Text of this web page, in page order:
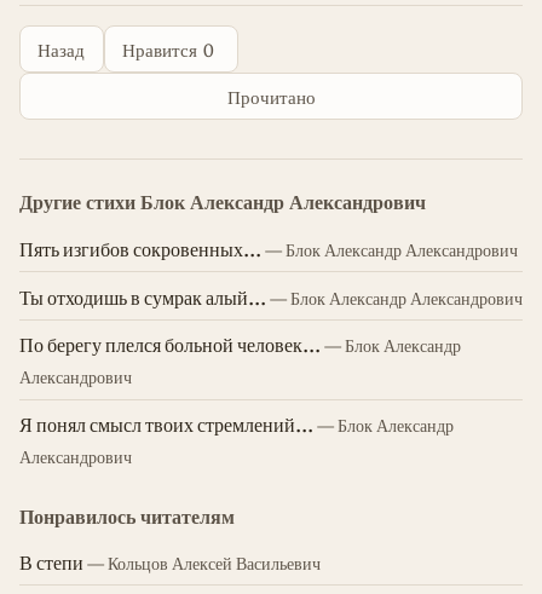
Назад Нравится 0
Прочитано
Другие стихи Блок Александр Александрович
Пять изгибов сокровенных...— Блок Александр Александрович
Ты отходишь в сумрак алый...— Блок Александр Александрович
По берегу плелся больной человек...— Блок Александр
Александрович
Я понял смысл твоих стремлений...— Блок Александр
Александрович
Понравилось читателям
В степи— Кольцов Алексей Васильевич